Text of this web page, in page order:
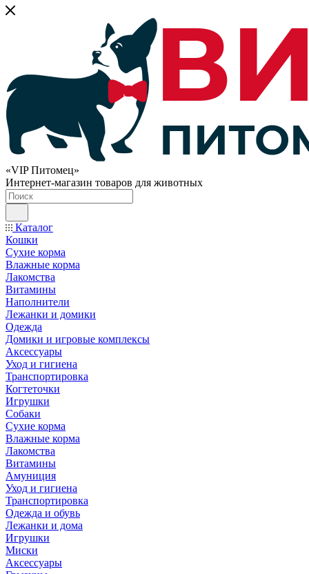
«VIP Питомец»
Интернет-магазин товаров для животных
Каталог
Кошки
Сухие корма
Влажные корма
Лакомства
Витамины
Наполнители
Лежанки и домики
Одежда
Домики и игровые комплексы
Аксессуары
Уход и гигиена
Транспортировка
Когтеточки
Игрушки
Собаки
Сухие корма
Влажные корма
Лакомства
Витамины
Амуниция
Уход и гигиена
Транспортировка
Одежда и обувь
Лежанки и дома
Игрушки
Миски
Аксессуары